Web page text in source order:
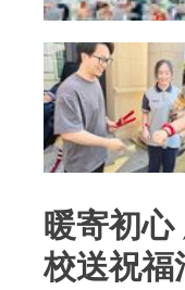
暖寄初
校送祝福